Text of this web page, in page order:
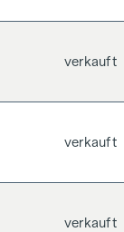
verkauft
verkauft
verkauft